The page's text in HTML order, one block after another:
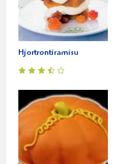
Hjortrontiramisu